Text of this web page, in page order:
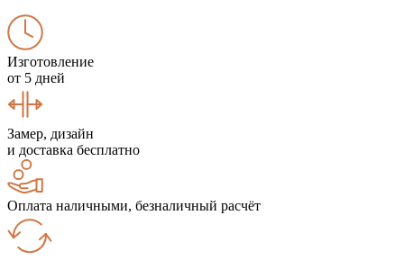
Изготовление
от 5 дней
Замер, дизайн
и доставка бесплатно
Оплата наличными, безналичный расчёт